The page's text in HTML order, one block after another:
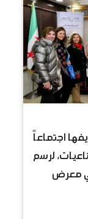
اجتماعاً
لرسم
معرض